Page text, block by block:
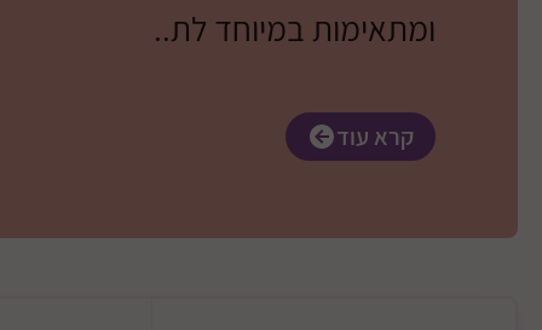
ומתאימות במיוחד לת..
קרא עוד